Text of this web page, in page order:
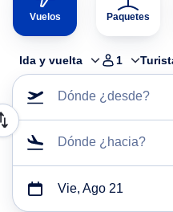
Vuelos Paquetes
Ida y vuelta 1
Dónde ¿desde?
Dónde ¿hacia?
Vie, Ago 21